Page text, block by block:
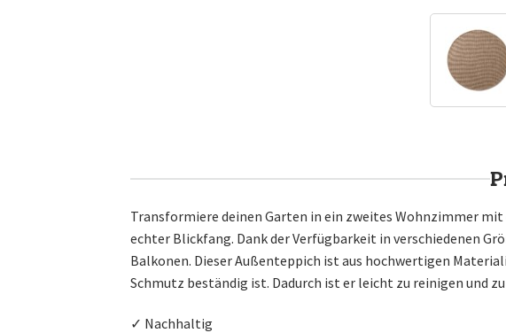
Transformiere deinen Garten in ein zweites Wohnzimmer
echter Blickfang. Dank der Verfügbarkeit in verschiedenen
Balkonen. Dieser Außenteppich ist aus hochwertigen
Schmutz beständig ist. Dadurch ist er leicht zu reinigen und
✓ Nachhaltig